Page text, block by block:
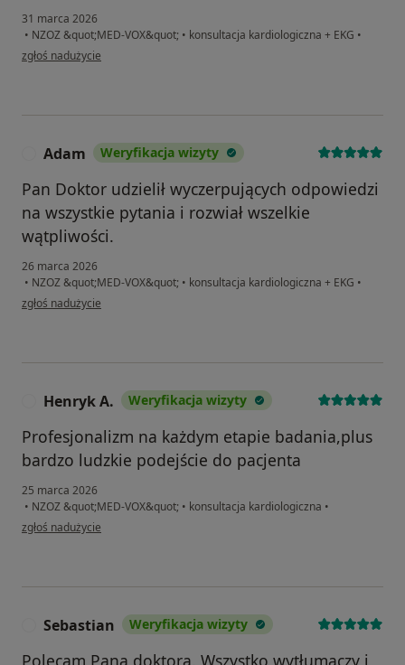
31 marca 2026
• NZOZ &quot;MED-VOX&quot; • konsultacja kardiologiczna + EKG •
w opinii użytkownika Katarzyna
zgłoś nadużycie
Adam Weryfikacja wizyty
Pan Doktor udzielił wyczerpujących odpowiedzi
na wszystkie pytania i rozwiał wszelkie
wątpliwości.
26 marca 2026
• NZOZ &quot;MED-VOX&quot; • konsultacja kardiologiczna + EKG •
w opinii użytkownika Adam
zgłoś nadużycie
Henryk A. Weryfikacja wizyty
Profesjonalizm na każdym etapie badania,plus
bardzo ludzkie podejście do pacjenta
25 marca 2026
• NZOZ &quot;MED-VOX&quot; • konsultacja kardiologiczna •
w opinii użytkownika Henryk A.
zgłoś nadużycie
Sebastian Weryfikacja wizyty
Polecam Pana doktora. Wszystko wytłumaczy i